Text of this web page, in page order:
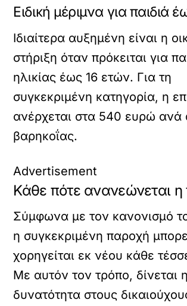
Ειδική μέριμνα για παιδιά
Ιδιαίτερα αυξημένη είναι η
στήριξη όταν πρόκειται για
ηλικίας έως 16 ετών. Για τη
συγκεκριμένη κατηγορία, η
ανέρχεται στα 540 ευρώ ανά
βαρηκοΐας.
Advertisement
Κάθε πότε ανανεώνεται
Σύμφωνα με τον κανονισμό
η συγκεκριμένη παροχή
χορηγείται εκ νέου κάθε
Με αυτόν τον τρόπο, δίνεται η
δυνατότητα στους